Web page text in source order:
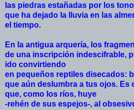
las piedras estañadas por los
que ha dejado la lluvia en las
el tiempo.
En la antigua arquería, los
de una inscripción indescifrable,
ido convirtiendo
en pequeños reptiles disecados:
que aún deslumbra a tus ojos. Es
que, como los ríos, huye
-rehén de sus espejos-, al